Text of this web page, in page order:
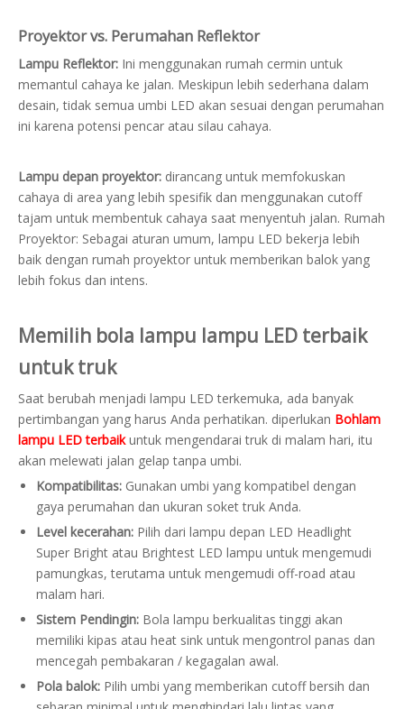
Proyektor vs. Perumahan Reflektor
Lampu Reflektor: Ini menggunakan rumah cermin untuk
memantul cahaya ke jalan. Meskipun lebih sederhana dalam
desain, tidak semua umbi LED akan sesuai dengan perumahan
ini karena potensi pencar atau silau cahaya.
Lampu depan proyektor: dirancang untuk memfokuskan
cahaya di area yang lebih spesifik dan menggunakan cutoff
tajam untuk membentuk cahaya saat menyentuh jalan. Rumah
Proyektor: Sebagai aturan umum, lampu LED bekerja lebih
baik dengan rumah proyektor untuk memberikan balok yang
lebih fokus dan intens.
Memilih bola lampu lampu LED terbaik
untuk truk
Saat berubah menjadi lampu LED terkemuka, ada banyak
pertimbangan yang harus Anda perhatikan. diperlukan Bohlam
lampu LED terbaikuntuk mengendarai truk di malam hari, itu
akan melewati jalan gelap tanpa umbi.
Kompatibilitas: Gunakan umbi yang kompatibel dengan
gaya perumahan dan ukuran soket truk Anda.
Level kecerahan: Pilih dari lampu depan LED Headlight
Super Bright atau Brightest LED lampu untuk mengemudi
pamungkas, terutama untuk mengemudi off-road atau
malam hari.
Sistem Pendingin: Bola lampu berkualitas tinggi akan
memiliki kipas atau heat sink untuk mengontrol panas dan
mencegah pembakaran / kegagalan awal.
Pola balok: Pilih umbi yang memberikan cutoff bersih dan